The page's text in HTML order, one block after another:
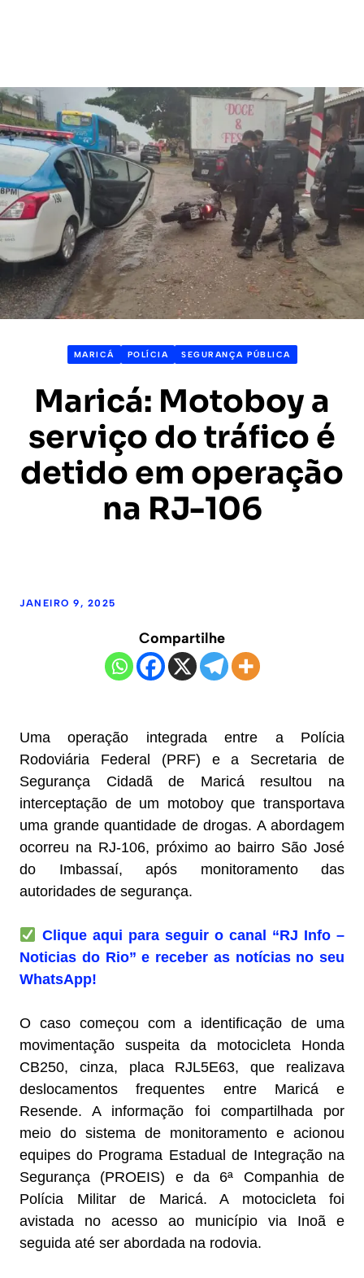
MARICÁ POLÍCIA SEGURANÇA PÚBLICA
Maricá: Motoboy a
serviço do tráfico é
detido em operação
na RJ-106
JANEIRO 9, 2025
Compartilhe
Uma operação integrada entre a Polícia
Rodoviária Federal (PRF) e a Secretaria de
Segurança Cidadã de Maricá resultou na
interceptação de um motoboy que transportava
uma grande quantidade de drogas. A abordagem
ocorreu na RJ-106, próximo ao bairro São José
do Imbassaí, após monitoramento das
autoridades de segurança.
Clique aqui para seguir o canal “RJ Info –
Noticias do Rio” e receber as notícias no seu
WhatsApp!
O caso começou com a identificação de uma
movimentação suspeita da motocicleta Honda
CB250, cinza, placa RJL5E63, que realizava
deslocamentos frequentes entre Maricá e
Resende. A informação foi compartilhada por
meio do sistema de monitoramento e acionou
equipes do Programa Estadual de Integração na
Segurança (PROEIS) e da 6ª Companhia de
Polícia Militar de Maricá. A motocicleta foi
avistada no acesso ao município via Inoã e
seguida até ser abordada na rodovia.